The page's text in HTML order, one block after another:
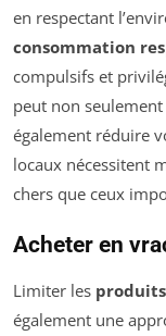
en respectant
consommation
compulsifs et
peut non
également réduire
locaux nécessitent
chers que ceux
Acheter en
Limiter les
également une